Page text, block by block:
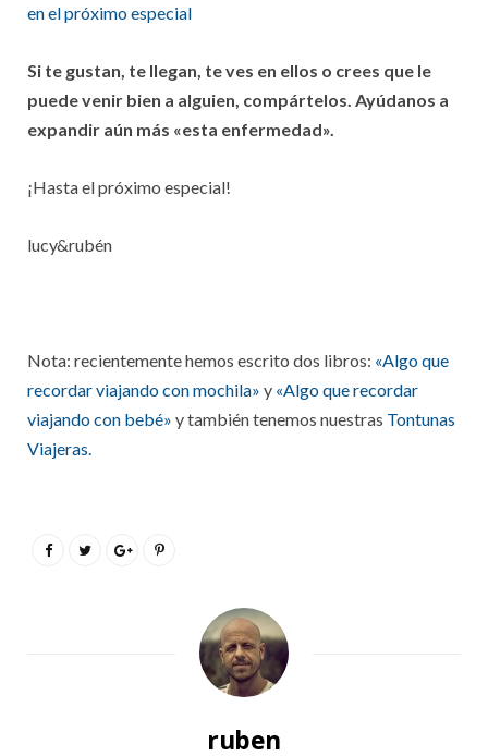
en el próximo especial
Si te gustan, te llegan, te ves en ellos o crees que le
puede venir bien a alguien, compártelos. Ayúdanos a
expandir aún más «esta enfermedad».
¡Hasta el próximo especial!
lucy&rubén
Nota: recientemente hemos escrito dos libros: «Algo que
recordar viajando con mochila» y «Algo que recordar
viajando con bebé» y también tenemos nuestras Tontunas
Viajeras.
ruben